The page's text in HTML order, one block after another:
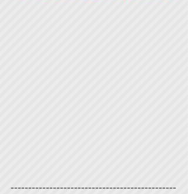
-----------------------------------------------